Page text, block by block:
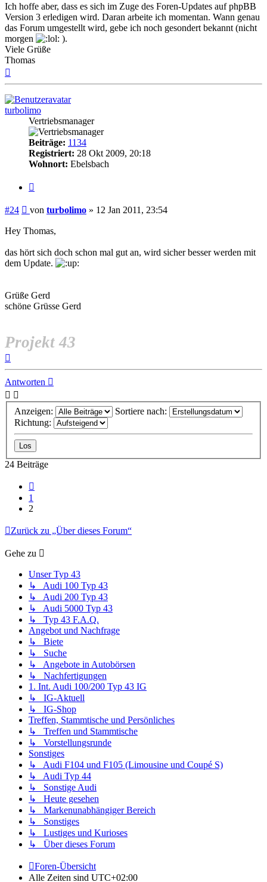
Ich hoffe aber, dass es sich im Zuge des Foren-Updates auf phpBB
Version 3 erledigen wird. Daran arbeite ich momentan. Wann genau
das Forum umgestellt wird, gebe ich noch gesondert bekannt (nicht
morgen
).
Viele Grüße
Thomas
turbolimo
Vertriebsmanager
Beiträge: 1134
Registriert: 28 Okt 2009, 20:18
Wohnort: Ebelsbach
#24 Beitrag
von turbolimo » 12 Jan 2011, 23:54
Hey Thomas,
das hört sich doch schon mal gut an, wird sicher besser werden mit
dem Update.
Grüße Gerd
schöne Grüsse Gerd
Projekt 43
Antworten
Anzeigen:
Sortiere nach:
Richtung:
24 Beiträge
1
2
Zurück zu „Über dieses Forum“
Gehe zu
Unser Typ 43
↳ Audi 100 Typ 43
↳ Audi 200 Typ 43
↳ Audi 5000 Typ 43
↳ Typ 43 F.A.Q.
Angebot und Nachfrage
↳ Biete
↳ Suche
↳ Angebote in Autobörsen
↳ Nachfertigungen
1. Int. Audi 100/200 Typ 43 IG
↳ IG-Aktuell
↳ IG-Shop
Treffen, Stammtische und Persönliches
↳ Treffen und Stammtische
↳ Vorstellungsrunde
Sonstiges
↳ Audi F104 und F105 (Limousine und Coupé S)
↳ Audi Typ 44
↳ Sonstige Audi
↳ Heute gesehen
↳ Markenunabhängiger Bereich
↳ Sonstiges
↳ Lustiges und Kurioses
↳ Über dieses Forum
Foren-Übersicht
Alle Zeiten sind UTC+02:00